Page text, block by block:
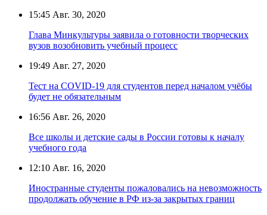
15:45 Авг. 30, 2020
Глава Минкультуры заявила о готовности творческих
вузов возобновить учебный процесс
19:49 Авг. 27, 2020
Тест на COVID-19 для студентов перед началом учёбы
будет не обязательным
16:56 Авг. 26, 2020
Все школы и детские сады в России готовы к началу
учебного года
12:10 Авг. 16, 2020
Иностранные студенты пожаловались на невозможность
продолжать обучение в РФ из-за закрытых границ